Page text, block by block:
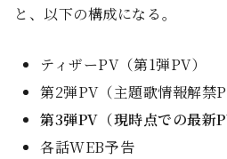
と、以下の構成になる。
ティザーPV（第1弾PV）
第2弾PV（主題歌情報解禁
第3弾PV（現時点での最新
各話WEB予告